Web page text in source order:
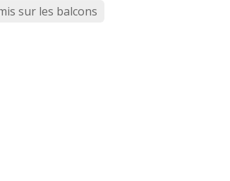
sur les balcons